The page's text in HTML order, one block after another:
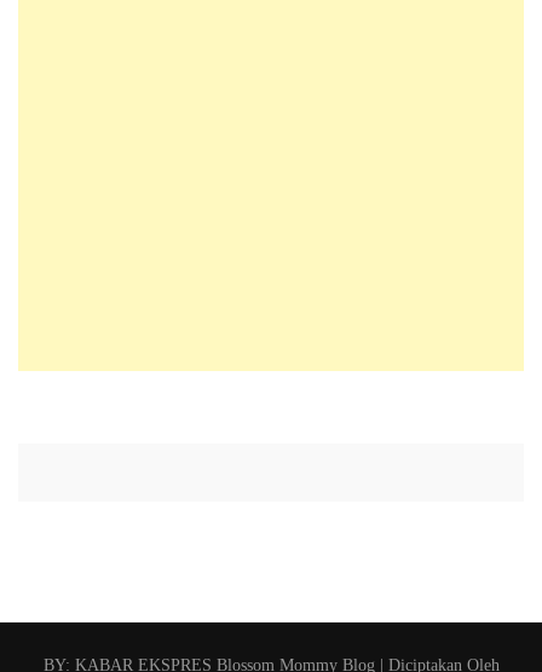
BY: KABAR EKSPRES Blossom Mommy Blog | Diciptakan Oleh